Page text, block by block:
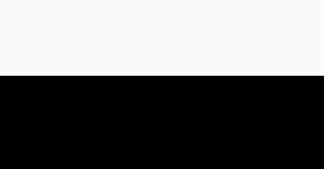
socialinės nelygybės, skurdo,